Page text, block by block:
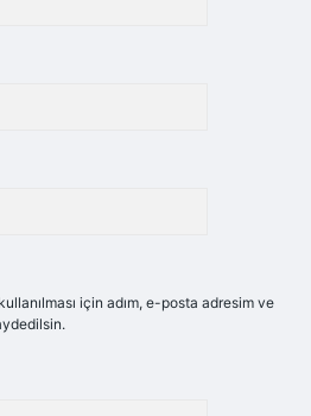
için adım, e-posta adresim ve